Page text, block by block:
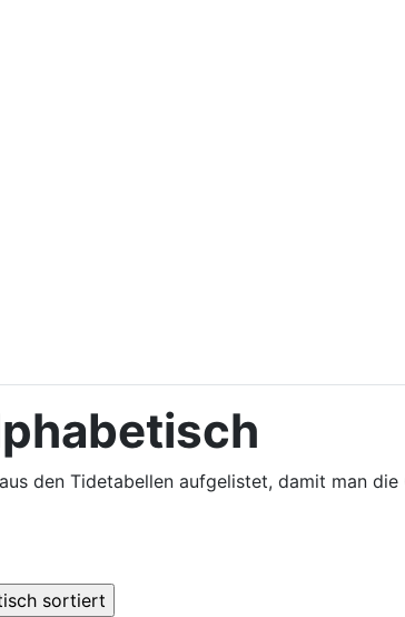
den Tidetabellen aufgelistet, damit man